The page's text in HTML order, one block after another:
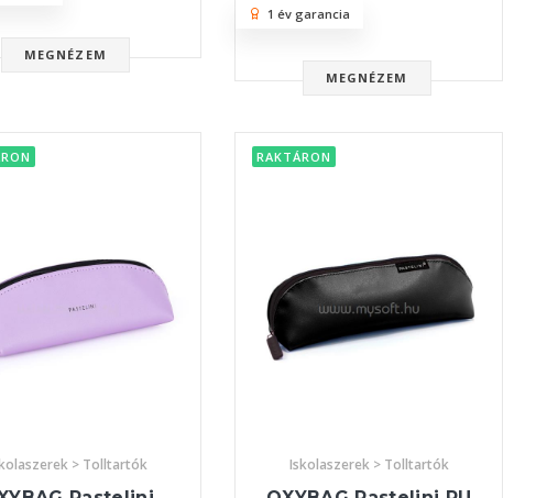
MEGNÉZEM
MEGNÉZEM
1 év garancia
> Tolltartók
RAKTÁRON
Iskolaszerek > Tolltartók